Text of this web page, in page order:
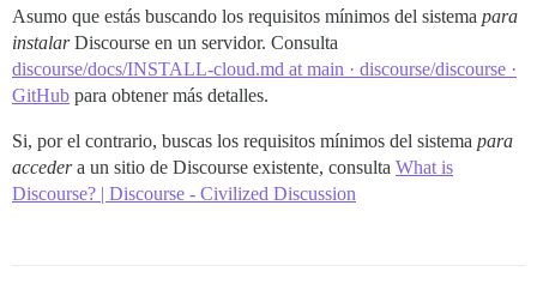
Asumo que estás buscando los requisitos mínimos del sistema para
instalarDiscourse en un servidor. Consulta
discourse/docs/INSTALL-cloud.md at main · discourse/discourse ·
GitHub para obtener más detalles.
Si, por el contrario, buscas los requisitos mínimos del sistema para
accedera un sitio de Discourse existente, consulta What is
Discourse? | Discourse - Civilized Discussion